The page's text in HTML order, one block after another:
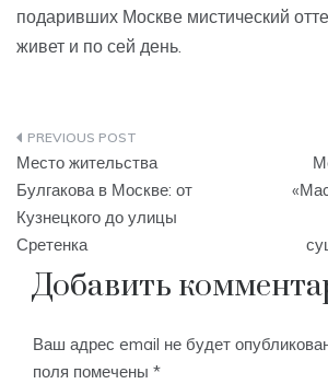
подаривших Москве мистический
живет и по сей день.
Навигация
по
записям
Место жительства
Булгакова в Москве: от
Кузнецкого до улицы
Сретенка
Добавить
Ваш адрес email не будет
поля помечены *